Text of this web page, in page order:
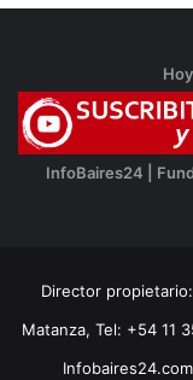
InfoBaires24 |
Director
Matanza, Tel: +54 11